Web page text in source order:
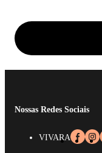
Nossas Redes Sociais
VIVARA